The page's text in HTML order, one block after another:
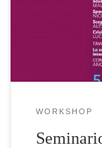
WORKSHOP